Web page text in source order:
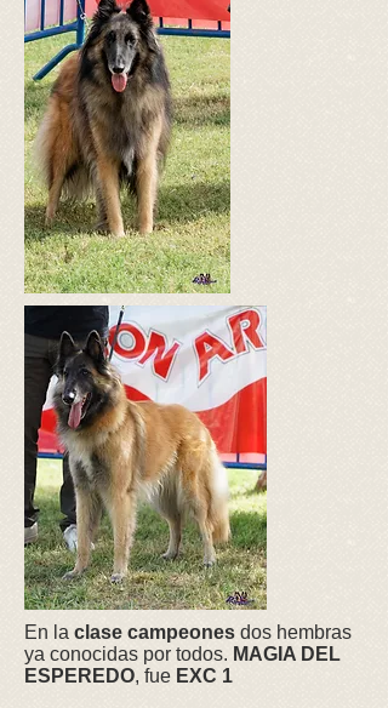
En la clase campeones dos hembras
ya conocidas por todos. MAGIA DEL
ESPEREDO, fue EXC 1